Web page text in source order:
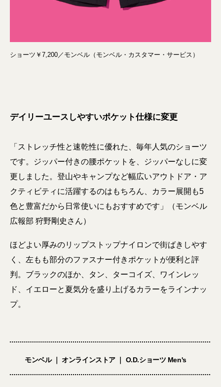
ショーツ￥7,200／モンベル（モンベル・カスタマー・サービス）
デイリーユースしやすいポケット仕様に変更
「ストレッチ性と速乾性に優れた、毎年人気のショーツ
です。ジッパー付きの腰ポケットを、ジッパーなしに変
更しました。登山やキャンプなど幅広いアウトドア・ア
クティビティに活躍するのはもちろん、カラー展開も5
色と豊富だから日常使いにもおすすめです」（モンベル
広報部 狩野剛史さん）
ほどよい厚みのリップストップナイロンで街ばきしやす
く、左もも部分のファスナー付きポケットが便利と評
判。ブラックのほか、タン、ターコイズ、ワインレッ
ド、イエローと夏気分を盛り上げるカラーをラインナッ
プ。
モンベル ｜ オンラインストア ｜ O.D.ショーツ Men's